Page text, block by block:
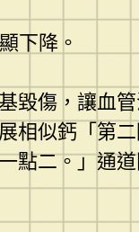
下降。
毀傷，讓血
相似鈣「第
點二。」通